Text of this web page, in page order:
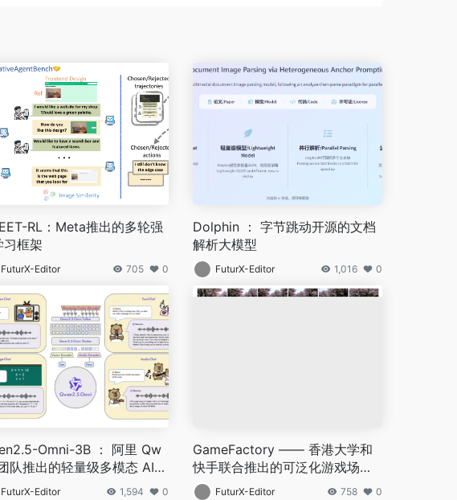
RL：Meta推出的多轮强
习框架
FuturX-Editor 705 0
Dolphin ： 字节跳动开源的文档
解析大模型
FuturX-Editor 1,016 0
Omni-3B ： 阿里 Qw
队推出的轻量级多模态 AI
FuturX-Editor 1,594 0
GameFactory —— 香港大学和
快手联合推出的可泛化游戏场景
框架FuturX-Editor 758 0